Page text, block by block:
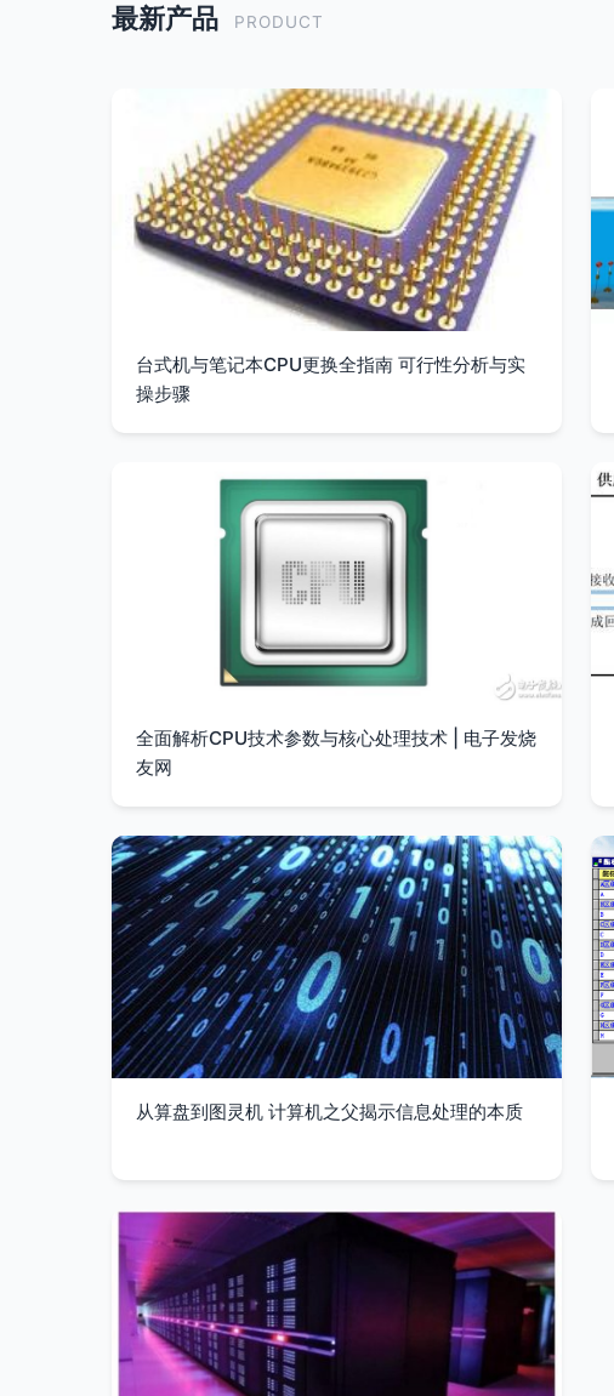
最新产品 PRODUCT
台式机与笔记本CPU更换全指南 可行性分析与实
操步骤
全面解析CPU技术参数与核心处理技术 | 电子发烧
友网
从算盘到图灵机 计算机之父揭示信息处理的本质